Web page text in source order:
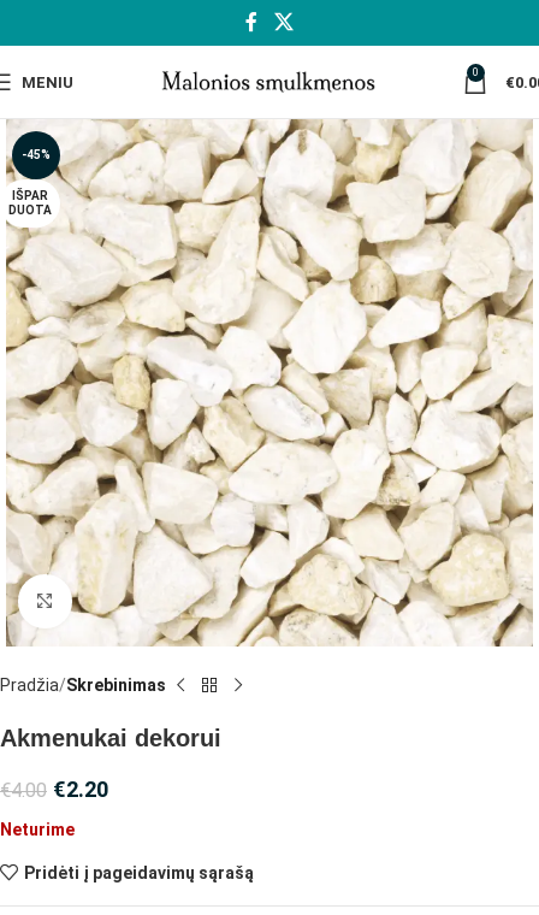
MENIU
0
€
-45%
IŠPAR
DUOTA
Spustelėkite, jei norite padidinti
Pradžia Skrebinimas
Akmenukai dekorui
€4.00 €2.20
Neturime
Pridėti į pageidavimų sąrašą